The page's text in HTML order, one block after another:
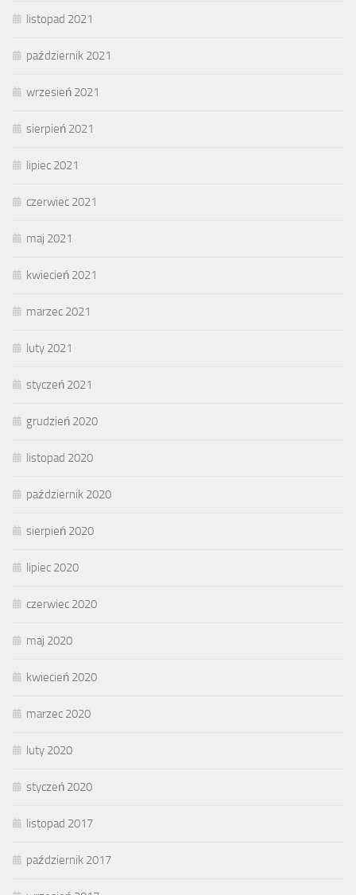
listopad 2021
październik 2021
wrzesień 2021
sierpień 2021
lipiec 2021
czerwiec 2021
maj 2021
kwiecień 2021
marzec 2021
luty 2021
styczeń 2021
grudzień 2020
listopad 2020
październik 2020
sierpień 2020
lipiec 2020
czerwiec 2020
maj 2020
kwiecień 2020
marzec 2020
luty 2020
styczeń 2020
listopad 2017
październik 2017